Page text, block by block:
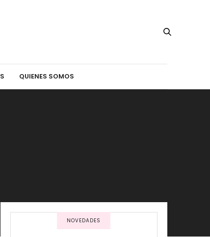
QUIENES SOMOS
NOVEDADES